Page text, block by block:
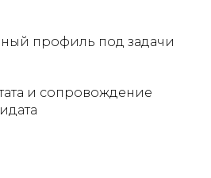
профиль под задачи
и сопровождение